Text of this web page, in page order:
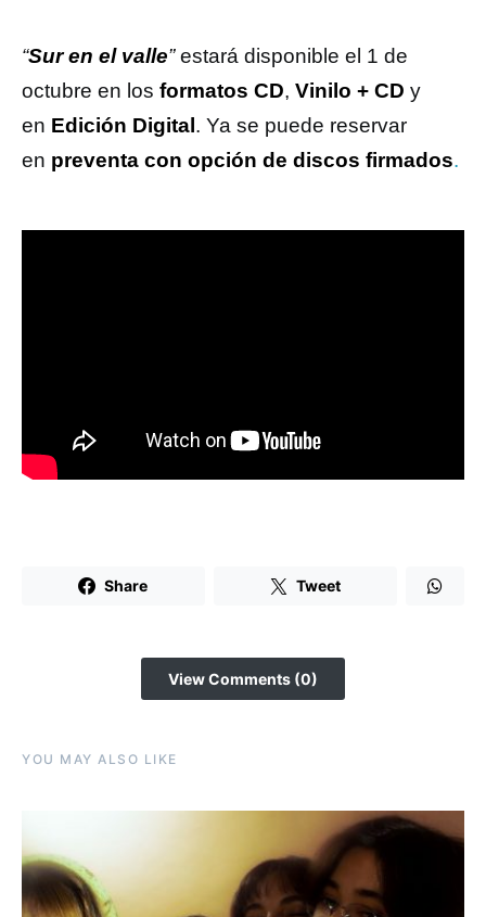
“Sur en el valle”estará disponible el 1 de
octubre en los formatos CD, Vinilo + CD y
en Edición Digital . Ya se puede reservar
en preventa con opción de discos firmados.
Share Tweet
View Comments (0)
YOU MAY ALSO LIKE